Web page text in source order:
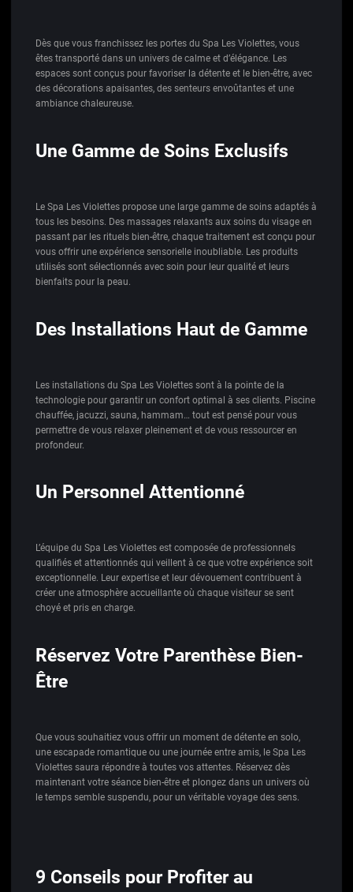
Dès que vous franchissez les portes du Spa Les Violettes, vous
êtes transporté dans un univers de calme et d’élégance. Les
espaces sont conçus pour favoriser la détente et le bien-être, avec
des décorations apaisantes, des senteurs envoûtantes et une
ambiance chaleureuse.
Une Gamme de Soins Exclusifs
Le Spa Les Violettes propose une large gamme de soins adaptés à
tous les besoins. Des massages relaxants aux soins du visage en
passant par les rituels bien-être, chaque traitement est conçu pour
vous offrir une expérience sensorielle inoubliable. Les produits
utilisés sont sélectionnés avec soin pour leur qualité et leurs
bienfaits pour la peau.
Des Installations Haut de Gamme
Les installations du Spa Les Violettes sont à la pointe de la
technologie pour garantir un confort optimal à ses clients. Piscine
chauffée, jacuzzi, sauna, hammam… tout est pensé pour vous
permettre de vous relaxer pleinement et de vous ressourcer en
profondeur.
Un Personnel Attentionné
L’équipe du Spa Les Violettes est composée de professionnels
qualifiés et attentionnés qui veillent à ce que votre expérience soit
exceptionnelle. Leur expertise et leur dévouement contribuent à
créer une atmosphère accueillante où chaque visiteur se sent
choyé et pris en charge.
Réservez Votre Parenthèse Bien-
Être
Que vous souhaitiez vous offrir un moment de détente en solo,
une escapade romantique ou une journée entre amis, le Spa Les
Violettes saura répondre à toutes vos attentes. Réservez dès
maintenant votre séance bien-être et plongez dans un univers où
le temps semble suspendu, pour un véritable voyage des sens.
9 Conseils pour Profiter au